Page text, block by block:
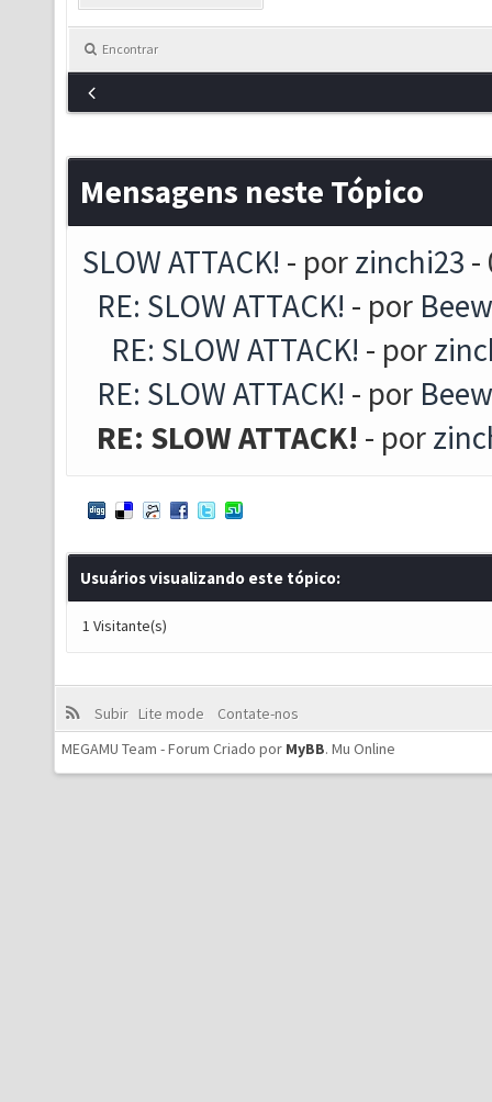
Encontrar
Mensagens neste Tópico
SLOW ATTACK! - porzinchi23 -
RE: SLOW ATTACK! - por
RE: SLOW ATTACK! - por
RE: SLOW ATTACK! - por
RE: SLOW ATTACK! - por
Usuários visualizando este tópico:
1 Visitante(s)
Subir Lite mode
Contate-nos
MEGAMU Team - Forum Criado por MyBB. Mu Online